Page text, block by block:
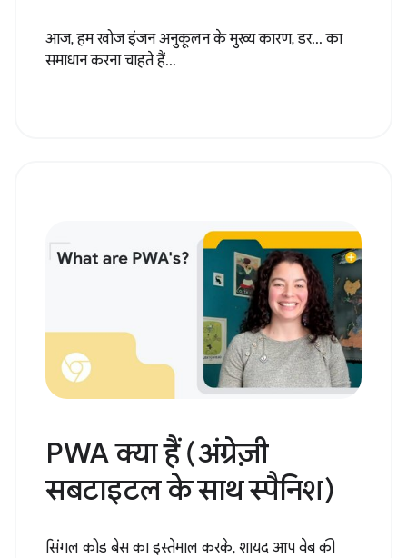
आज, हम खोज इंजन अनुकूलन के मुख्य कारण, डर... का
समाधान करना चाहते हैं...
PWA क्या हैं (अंग्रेज़ी
सबटाइटल के साथ स्पैनिश)
सिंगल कोड बेस का इस्तेमाल करके, शायद आप वेब की